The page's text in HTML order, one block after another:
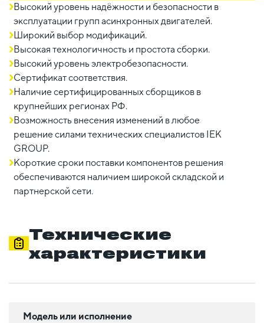
Высокий уровень надёжности и безопасности в
эксплуатации групп асинхронных двигателей.
Широкий выбор модификаций.
Высокая технологичность и простота сборки.
Высокий уровень электробезопасности.
Сертификат соответствия.
Наличие сертифицированных сборщиков в
крупнейших регионах РФ.
Возможность внесения изменений в любое
решение силами технических специалистов IEK
GROUP.
Короткие сроки поставки компонентов решения
обеспечиваются наличием широкой складской и
партнерской сети.
Технические
характеристики
Модель или исполнение